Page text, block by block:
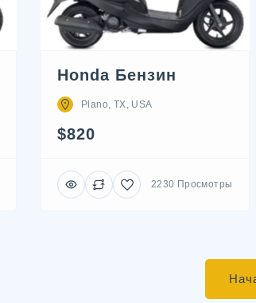
Honda Бензин
Plano, TX, USA
$820
2230 Просмотры